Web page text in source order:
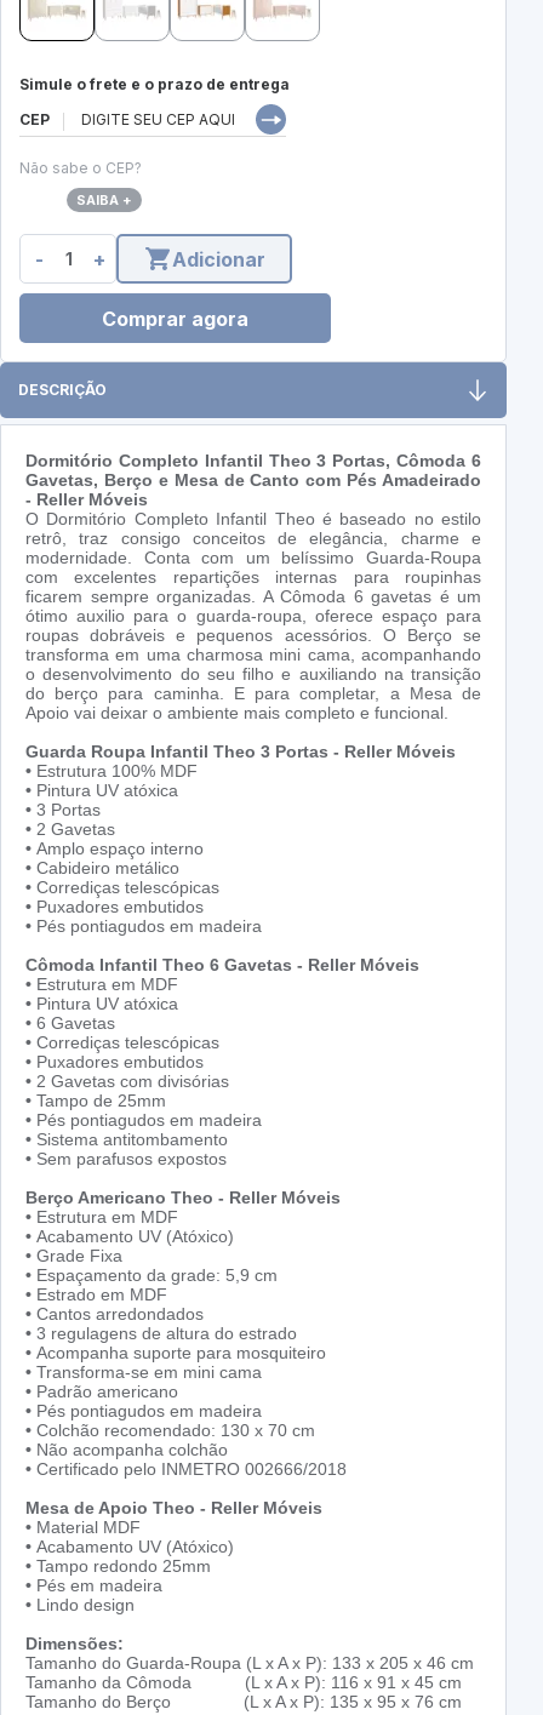
Simule o frete e o prazo de entrega
CEP
Não sabe o CEP?
SAIBA +
- + Adicionar
Comprar agora
DESCRIÇÃO
Dormitório Completo Infantil Theo 3 Portas, Cômoda 6
Gavetas, Berço e Mesa de Canto com Pés Amadeirado
- Reller Móveis
O Dormitório Completo Infantil Theo é baseado no estilo
retrô, traz consigo conceitos de elegância, charme e
modernidade. Conta com um belíssimo Guarda-Roupa
com excelentes repartições internas para roupinhas
ficarem sempre organizadas. A Cômoda 6 gavetas é um
ótimo auxilio para o guarda-roupa, oferece espaço para
roupas dobráveis e pequenos acessórios. O Berço se
transforma em uma charmosa mini cama, acompanhando
o desenvolvimento do seu filho e auxiliando na transição
do berço para caminha. E para completar, a Mesa de
Apoio vai deixar o ambiente mais completo e funcional.
Guarda Roupa Infantil Theo 3 Portas - Reller Móveis
• Estrutura 100% MDF
• Pintura UV atóxica
• 3 Portas
• 2 Gavetas
• Amplo espaço interno
• Cabideiro metálico
• Corrediças telescópicas
• Puxadores embutidos
• Pés pontiagudos em madeira
Cômoda Infantil Theo 6 Gavetas - Reller Móveis
• Estrutura em MDF
• Pintura UV atóxica
• 6 Gavetas
• Corrediças telescópicas
• Puxadores embutidos
• 2 Gavetas com divisórias
• Tampo de 25mm
• Pés pontiagudos em madeira
• Sistema antitombamento
• Sem parafusos expostos
Berço Americano Theo - Reller Móveis
• Estrutura em MDF
• Acabamento UV (Atóxico)
• Grade Fixa
• Espaçamento da grade: 5,9 cm
• Estrado em MDF
• Cantos arredondados
• 3 regulagens de altura do estrado
• Acompanha suporte para mosquiteiro
• Transforma-se em mini cama
• Padrão americano
• Pés pontiagudos em madeira
• Colchão recomendado: 130 x 70 cm
• Não acompanha colchão
• Certificado pelo INMETRO 002666/2018
Mesa de Apoio Theo - Reller Móveis
• Material MDF
• Acabamento UV (Atóxico)
• Tampo redondo 25mm
• Pés em madeira
• Lindo design
Dimensões:
Tamanho do Guarda-Roupa (L x A x P): 133 x 205 x 46 cm
Tamanho da Cômoda (L x A x P): 116 x 91 x 45 cm
Tamanho do Berço (L x A x P): 135 x 95 x 76 cm